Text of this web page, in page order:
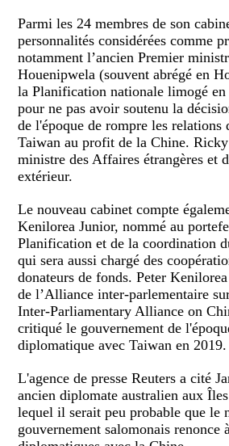
Parmi les 24 membres de son
personnalités considérées comme
notamment l’ancien Premier
Houenipwela (souvent abrégé en
la Planification nationale limogé en
pour ne pas avoir soutenu la
de l'époque de rompre les relations
Taiwan au profit de la Chine.
ministre des Affaires étrangères et
extérieur.
Le nouveau cabinet compte
Kenilorea Junior, nommé au
Planification et de la coordination
qui sera aussi chargé des
donateurs de fonds. Peter
de l’Alliance inter-parlementaire
Inter-Parliamentary Alliance on
critiqué le gouvernement de
diplomatique avec Taiwan en 2019.
L'agence de presse Reuters a cité
ancien diplomate australien aux
lequel il serait peu probable que le
gouvernement salomonais renonce